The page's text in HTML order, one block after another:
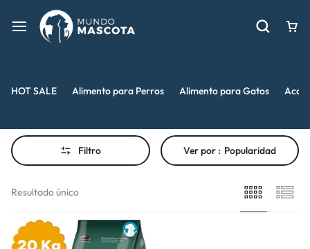
HOT SALE Alimento para Perros Alimento para Gatos
Filtro Ver por : Popularidad
Resultado único